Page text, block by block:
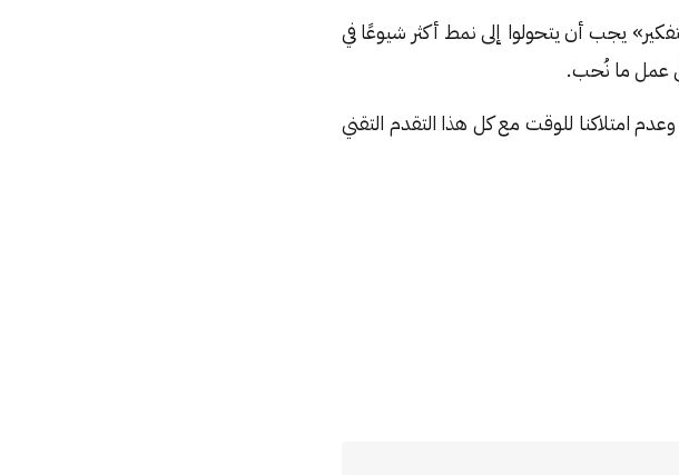
يجب أن يتحولوا إلى نمط أكثر شيوعًا في
عمل ما نُحب.
امتلاكنا للوقت مع كل هذا التقدم التقني